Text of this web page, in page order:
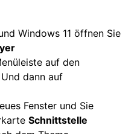
Windows 11 öffnen Sie
auf den
Und dann auf
Fenster und Sie
Schnittstelle